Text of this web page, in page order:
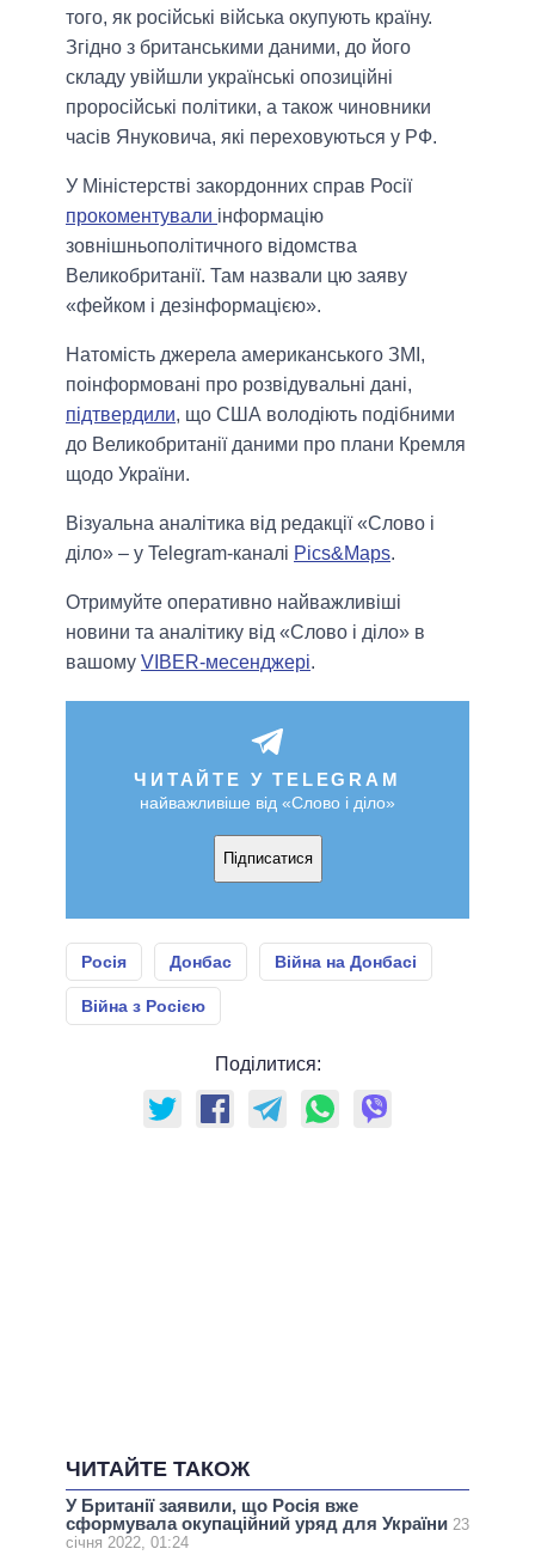
того, як російські війська окупують країну.
Згідно з британськими даними, до його
складу увійшли українські опозиційні
проросійські політики, а також чиновники
часів Януковича, які переховуються у РФ.
У Міністерстві закордонних справ Росії
прокоментували інформацію
зовнішньополітичного відомства
Великобританії. Там назвали цю заяву
«фейком і дезінформацією».
Натомість джерела американського ЗМІ,
поінформовані про розвідувальні дані,
підтвердили, що США володіють подібними
до Великобританії даними про плани Кремля
щодо України.
Візуальна аналітика від редакції «Слово і
діло» – у Telegram-каналі Pics&Maps.
Отримуйте оперативно найважливіші
новини та аналітику від «Слово і діло» в
вашому VIBER-месенджері.
ЧИТАЙТЕ У TELEGRAM
найважливіше від «Слово і діло»
Підписатися
Росія Донбас Війна на Донбасі
Війна з Росією
Поділитися:
ЧИТАЙТЕ ТАКОЖ
У Британії заявили, що Росія вже
сформувала окупаційний уряд для України 23
січня 2022, 01:24